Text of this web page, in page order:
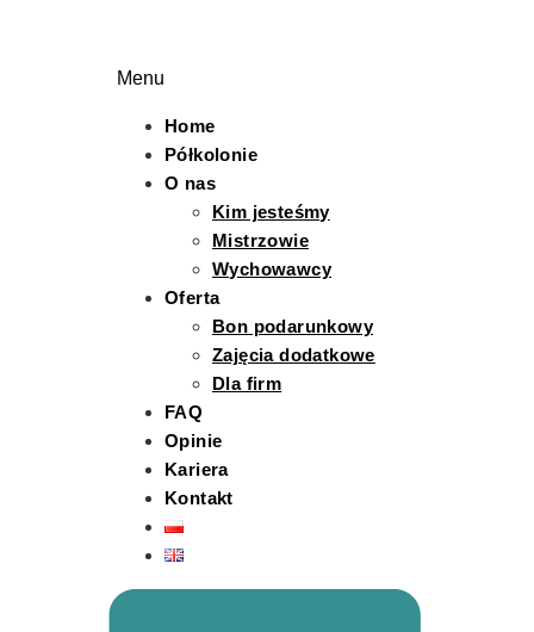
Menu
Home
Półkolonie
O nas
Kim jesteśmy
Mistrzowie
Wychowawcy
Oferta
Bon podarunkowy
Zajęcia dodatkowe
Dla firm
FAQ
Opinie
Kariera
Kontakt